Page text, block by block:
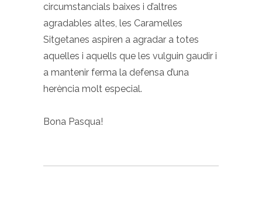
circumstancials baixes i d’altres
agradables altes, les Caramelles
Sitgetanes aspiren a agradar a totes
aquelles i aquells que les vulguin gaudir i
a mantenir ferma la defensa d’una
herència molt especial.
Bona Pasqua!